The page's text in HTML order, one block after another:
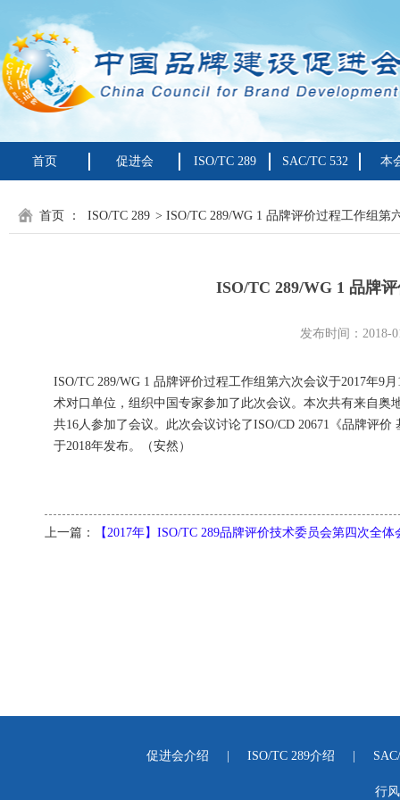
首页 促进会 ISO/TC 289 SAC/TC 532 本
首页 ： ISO/TC 289 > ISO/TC 289/WG 1 品牌评价过程工作组第
ISO/TC 289/WG 1 品牌
发布时间：2018-
ISO/TC 289/WG 1 品牌评价过程工作组第六次会议于2017年9
术对口单位，组织中国专家参加了此次会议。本次共有来自奥
共16人参加了会议。此次会议讨论了ISO/CD 20671《品牌评
于2018年发布。（安然）
上一篇： 【2017年】ISO/TC 289品牌评价技术委员会第四次全
促进会介绍 ISO/TC 289介绍
行